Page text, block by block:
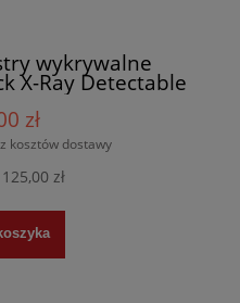
wykrywalne
X-Ray Detectable
zł
kosztów dostawy
125,00 zł